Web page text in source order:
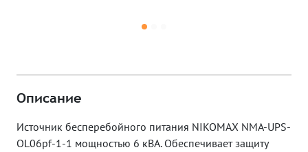
Описание
Источник бесперебойного питания NIKOMAX NMA-UPS-
OL06pf-1-1 мощностью 6 кВА. Обеспечивает защиту